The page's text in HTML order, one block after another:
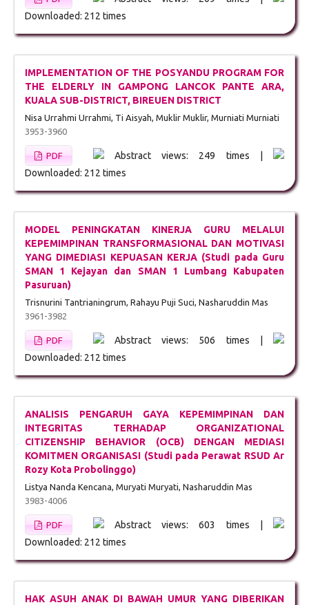
Downloaded: 212 times
IMPLEMENTATION OF THE POSYANDU PROGRAM FOR
THE ELDERLY IN GAMPONG LANCOK PANTE ARA,
KUALA SUB-DISTRICT, BIREUEN DISTRICT
Nisa Urrahmi Urrahmi, Ti Aisyah, Muklir Muklir, Murniati Murniati
3953-3960
PDF
Abstract views: 249 times |
Downloaded: 212 times
MODEL PENINGKATAN KINERJA GURU MELALUI
KEPEMIMPINAN TRANSFORMASIONAL DAN MOTIVASI
YANG DIMEDIASI KEPUASAN KERJA (Studi pada Guru
SMAN 1 Kejayan dan SMAN 1 Lumbang Kabupaten
Pasuruan)
Trisnurini Tantrianingrum, Rahayu Puji Suci, Nasharuddin Mas
3961-3982
PDF
Abstract views: 506 times |
Downloaded: 212 times
ANALISIS PENGARUH GAYA KEPEMIMPINAN DAN
INTEGRITAS TERHADAP ORGANIZATIONAL
CITIZENSHIP BEHAVIOR (OCB) DENGAN MEDIASI
KOMITMEN ORGANISASI (Studi pada Perawat RSUD Ar
Rozy Kota Probolinggo)
Listya Nanda Kencana, Muryati Muryati, Nasharuddin Mas
3983-4006
PDF
Abstract views: 603 times |
Downloaded: 212 times
HAK ASUH ANAK DI BAWAH UMUR YANG DIBERIKAN